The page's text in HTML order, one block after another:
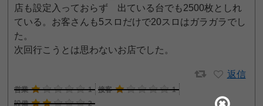
店も設定入っておらず 出ている台でも2500枚としれ
ている。お客さんも5スロだけで20スロはガラガラでし
た。
次回行こうとは思わないお店でした。
返信
営業 1 接客
1
設備
2